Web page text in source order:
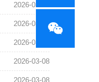
2026-03-08
2026-03-08
2026-03-08
2026-03-08
2026-03-08